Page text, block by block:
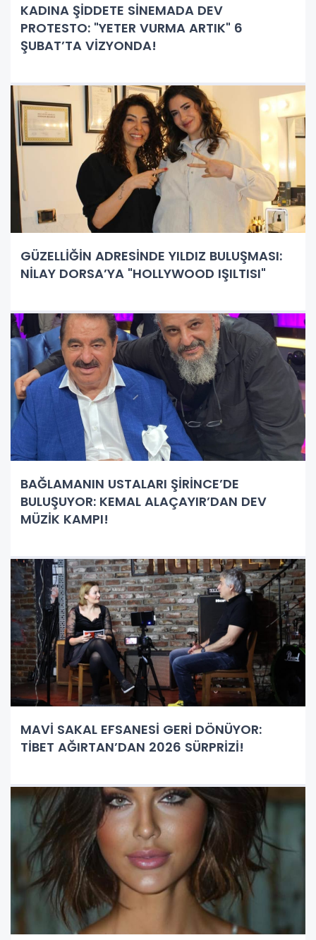
KADINA ŞİDDETE SİNEMADA DEV
PROTESTO: "YETER VURMA ARTIK" 6
ŞUBAT’TA VİZYONDA!
GÜZELLİĞİN ADRESİNDE YILDIZ BULUŞMASI:
NİLAY DORSA’YA "HOLLYWOOD IŞILTISI"
BAĞLAMANIN USTALARI ŞİRİNCE’DE
BULUŞUYOR: KEMAL ALAÇAYIR’DAN DEV
MÜZİK KAMPI!
MAVİ SAKAL EFSANESİ GERİ DÖNÜYOR:
TİBET AĞIRTAN’DAN 2026 SÜRPRİZİ!